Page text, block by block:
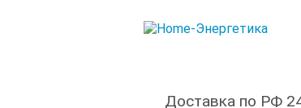
Доставка по РФ